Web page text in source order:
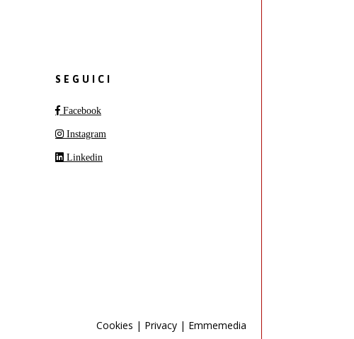
SEGUICI
Facebook
Instagram
Linkedin
Cookies | Privacy | Emmemedia